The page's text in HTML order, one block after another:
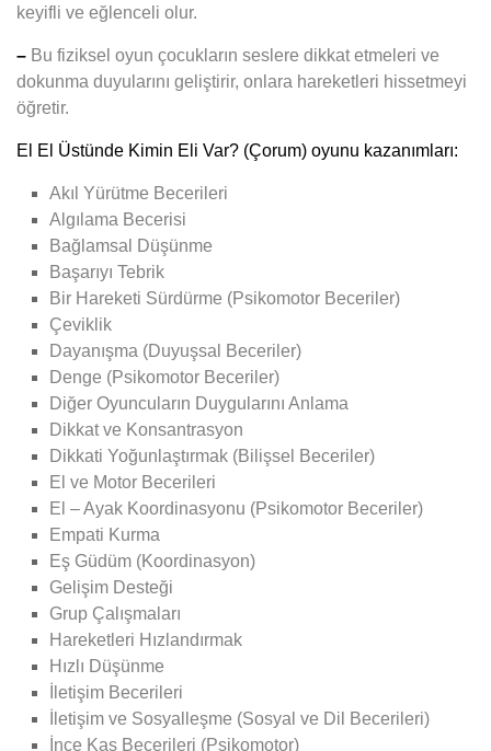
keyifli ve eğlenceli olur.
– Bu fiziksel oyun çocukların seslere dikkat etmeleri ve
dokunma duyularını geliştirir, onlara hareketleri hissetmeyi
öğretir.
El El Üstünde Kimin Eli Var? (Çorum) oyunu kazanımları:
Akıl Yürütme Becerileri
Algılama Becerisi
Bağlamsal Düşünme
Başarıyı Tebrik
Bir Hareketi Sürdürme (Psikomotor Beceriler)
Çeviklik
Dayanışma (Duyuşsal Beceriler)
Denge (Psikomotor Beceriler)
Diğer Oyuncuların Duygularını Anlama
Dikkat ve Konsantrasyon
Dikkati Yoğunlaştırmak (Bilişsel Beceriler)
El ve Motor Becerileri
El – Ayak Koordinasyonu (Psikomotor Beceriler)
Empati Kurma
Eş Güdüm (Koordinasyon)
Gelişim Desteği
Grup Çalışmaları
Hareketleri Hızlandırmak
Hızlı Düşünme
İletişim Becerileri
İletişim ve Sosyalleşme (Sosyal ve Dil Becerileri)
İnce Kas Becerileri (Psikomotor)